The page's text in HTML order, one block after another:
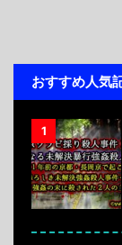
おすすめ人気
1